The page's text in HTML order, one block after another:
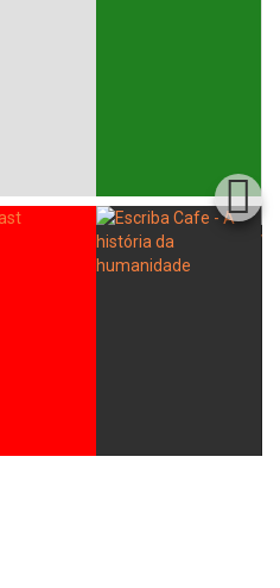
Twitter E-mail